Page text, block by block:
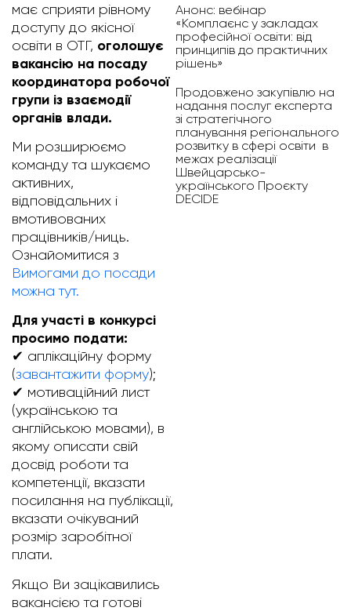
має сприяти рівному
доступу до якісної
освіти в ОТГ, оголошує
вакансію на посаду
координатора робочої
групи із взаємодії
органів влади.
Ми розширюємо
команду та шукаємо
активних,
відповідальних і
вмотивованих
працівників/ниць.
Ознайомитися з
Вимогами до посади
можна тут.
Для участі в конкурсі
просимо подати:
✔ аплікаційну форму
(завантажити форму);
✔ мотиваційний лист
(українською та
англійською мовами), в
якому описати свій
досвід роботи та
компетенції, вказати
посилання на публікації,
вказати очікуваний
розмір заробітної
плати.
Якщо Ви зацікавились
вакансією та готові
Анонс: вебінар
«Комплаєнс у закладах
професійної освіти: від
принципів до практичних
рішень»
Продовжено закупівлю на
надання послуг експерта
зі стратегічного
планування регіонального
розвитку в сфері освіти в
межах реалізації
Швейцарсько-
українського Проєкту
DECIDE